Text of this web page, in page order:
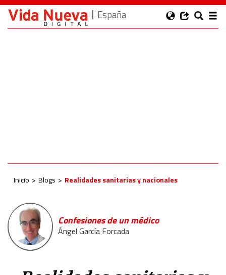
España
Inicio Blogs Realidades sanitarias y nacionales
Confesiones de un médico
Ángel García Forcada